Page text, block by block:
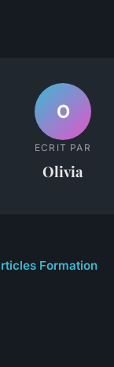
O
ECRIT PAR
Olivia
Formation